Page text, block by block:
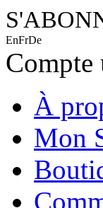
EnFrDe
Compte
À
Mon